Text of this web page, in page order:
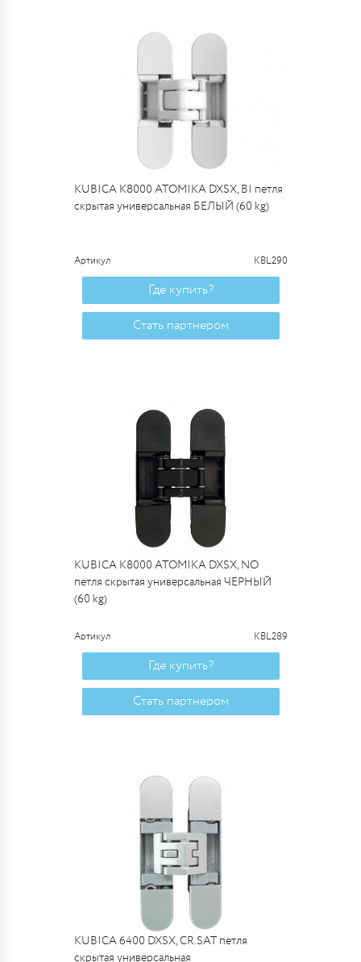
KUBICA K8000 ATOMIKA DXSX, BI петля
скрытая универсальная БЕЛЫЙ (60 kg)
Артикул KBL290
Где купить?
Стать партнером
KUBICA K8000 ATOMIKA DXSX, NO
петля скрытая универсальная ЧЕРНЫЙ
(60 kg)
Артикул KBL289
Где купить?
Стать партнером
KUBICA 6400 DXSX, CR.SAT петля
скрытая универсальная